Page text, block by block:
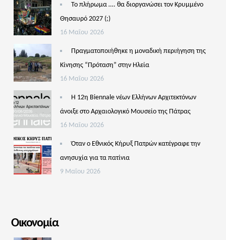
Το πλήρωμα …. θα διοργανώσει τον Κρυμμένο
Θησαυρό 2027 (;)
16 Μαΐου 2026
Πραγματοποιήθηκε η μοναδική περιήγηση της
Κίνησης “Πρόταση” στην Ηλεία
16 Μαΐου 2026
Η 12η Biennale νέων Ελλήνων Αρχιτεκτόνων
άνοιξε στο Αρχαιολογικό Μουσείο της Πάτρας
16 Μαΐου 2026
Όταν ο Εθνικός Κήρυξ Πατρών κατέγραφε την
ανησυχία για τα πατίνια
9 Μαΐου 2026
Οικονομία